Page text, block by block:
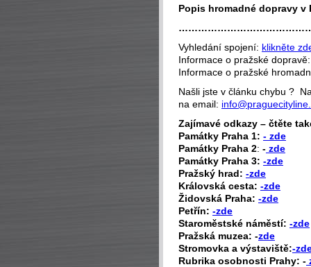
Popis hromadné dopravy v
Vyhledání spojení: klikněte
Informace o pražské
Informace o pražské
Našli jste v článku chybu ?
na email:
Zajímavé odkazy – čtěte
Památky Praha 1: - zde
Památky Praha 2: - zde
Památky Praha 3: -zde
Pražský hrad: -zde
Královská cesta: -zde
Židovská Praha: -zde
Petřín: -zde
Staroměstské náměstí: -zde
Pražská muzea: -zde
Stromovka a výstaviště:-
Rubrika osobnosti Prahy: -